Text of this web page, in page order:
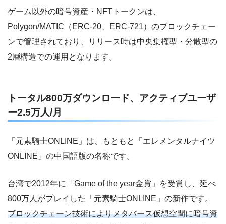
ゲーム以外の暗号資産・NFTトークンは、
Polygon/MATIC（ERC-20、ERC-721）のブロックチェー
ンで管理されており、リリース時は中央集権型・分散型の
2層構造での運用となります。
トータル800万ダウンロード、アクティブユーザ
ー2.5万人/月
「元素騎士ONLINE」は、もともと「エレメンタルナイツ
ONLINE」の中国語版の名称です。
台湾で2012年に「Game of the year金賞」を受賞し、延べ
800万人がプレイした「元素騎士ONLINE」の新作です。
ブロックチェーン技術によりメタバース仮想空間に暗号資